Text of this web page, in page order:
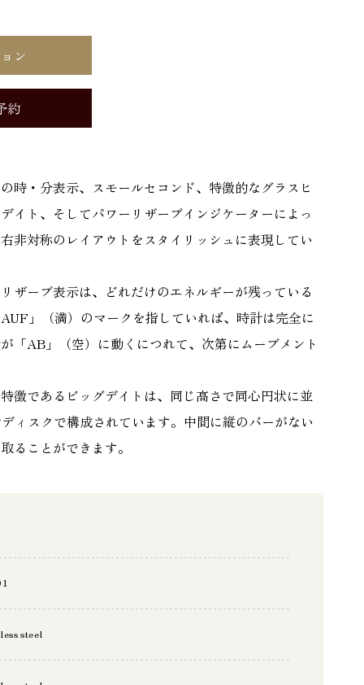
ン
約
時・分表示、スモールセコンド、特徴的なグラスヒ
イト、そしてパワーリザーブインジケーターによっ
非対称のレイアウトをスタイリッシュに表現してい
ザーブ表示は、どれだけのエネルギーが残っている
」（満）のマークを指していれば、時計は完全に
「AB」（空）に動くにつれて、次第にムーブメント
徴であるビッグデイトは、同じ高さで同心円状に並
ィスクで構成されています。中間に縦のバーがない
ることができます。
steel